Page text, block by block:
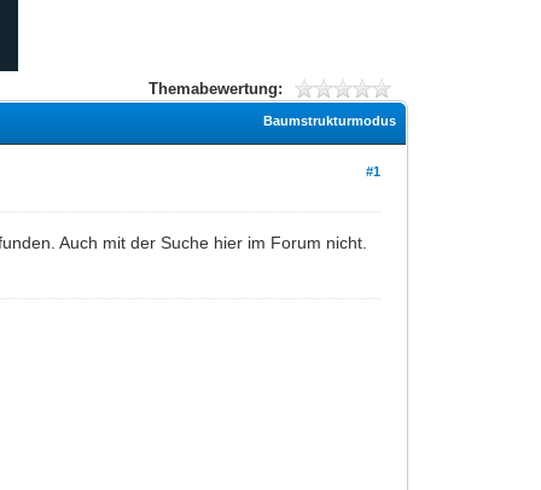
Themabewertung:
Baumstrukturmodus
#1
Auch mit der Suche hier im Forum nicht.